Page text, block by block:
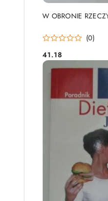
W OBRONIE
(0)
Cena:
41.18